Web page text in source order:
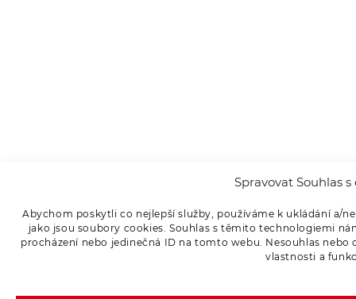
Spravovat Souhlas s
Abychom poskytli co nejlepší služby, používáme k ukládání a/
jako jsou soubory cookies. Souhlas s těmito technologiemi
procházení nebo jedinečná ID na tomto webu. Nesouhlas
vlastnosti a